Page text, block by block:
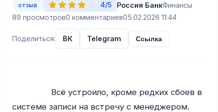
отзыв 4/5 Россия БанкФинансы
89 просмотров0 комментариев05.02.2026 11:44
Поделиться: ВК Telegram Ссылка
системе записи на встречу с менеджером.